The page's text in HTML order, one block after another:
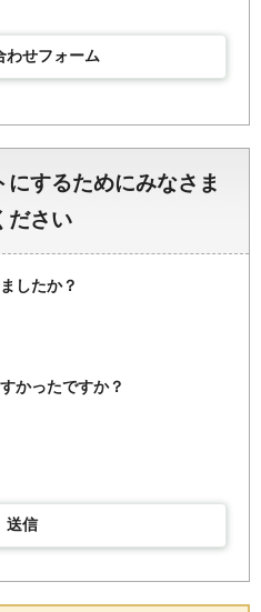
わせフォーム
するためにみなさま
ださい
したか？
かったですか？
送信